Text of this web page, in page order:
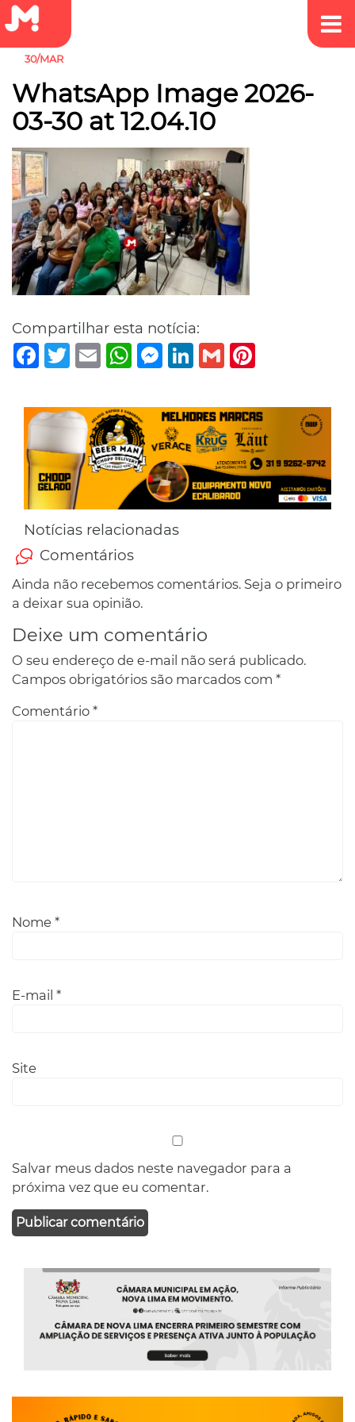
30/MAR
WhatsApp Image 2026-
03-30 at 12.04.10
Compartilhar esta notícia:
Facebook
TwitterEmail WhatsAppMessenger
LinkedIn
Gmail
Notícias relacionadas
Comentários
Ainda não recebemos comentários. Seja o primeiro
a deixar sua opinião.
Deixe um comentário
O seu endereço de e-mail não será publicado.
Campos obrigatórios são marcados com *
Comentário *
Nome *
E-mail *
Site
Salvar meus dados neste navegador para a
próxima vez que eu comentar.